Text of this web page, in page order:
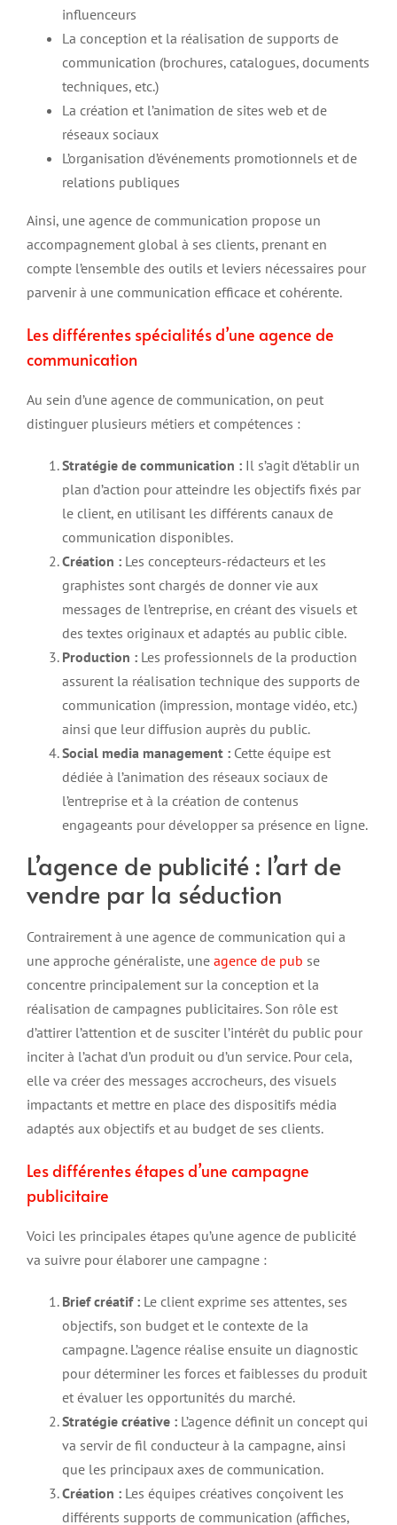
influenceurs
La conception et la réalisation de supports de
communication (brochures, catalogues, documents
techniques, etc.)
La création et l’animation de sites web et de
réseaux sociaux
L’organisation d’événements promotionnels et de
relations publiques
Ainsi, une agence de communication propose un
accompagnement global à ses clients, prenant en
compte l’ensemble des outils et leviers nécessaires pour
parvenir à une communication efficace et cohérente.
Les différentes spécialités d’une agence de
communication
Au sein d’une agence de communication, on peut
distinguer plusieurs métiers et compétences :
Stratégie de communication : Il s’agit d’établir un
plan d’action pour atteindre les objectifs fixés par
le client, en utilisant les différents canaux de
communication disponibles.
Création : Les concepteurs-rédacteurs et les
graphistes sont chargés de donner vie aux
messages de l’entreprise, en créant des visuels et
des textes originaux et adaptés au public cible.
Production : Les professionnels de la production
assurent la réalisation technique des supports de
communication (impression, montage vidéo, etc.)
ainsi que leur diffusion auprès du public.
Social media management : Cette équipe est
dédiée à l’animation des réseaux sociaux de
l’entreprise et à la création de contenus
engageants pour développer sa présence en ligne.
L’agence de publicité : l’art de
vendre par la séduction
Contrairement à une agence de communication qui a
une approche généraliste, une agence de pub se
concentre principalement sur la conception et la
réalisation de campagnes publicitaires. Son rôle est
d’attirer l’attention et de susciter l’intérêt du public pour
inciter à l’achat d’un produit ou d’un service. Pour cela,
elle va créer des messages accrocheurs, des visuels
impactants et mettre en place des dispositifs média
adaptés aux objectifs et au budget de ses clients.
Les différentes étapes d’une campagne
publicitaire
Voici les principales étapes qu’une agence de publicité
va suivre pour élaborer une campagne :
Brief créatif : Le client exprime ses attentes, ses
objectifs, son budget et le contexte de la
campagne. L’agence réalise ensuite un diagnostic
pour déterminer les forces et faiblesses du produit
et évaluer les opportunités du marché.
Stratégie créative : L’agence définit un concept qui
va servir de fil conducteur à la campagne, ainsi
que les principaux axes de communication.
Création : Les équipes créatives conçoivent les
différents supports de communication (affiches,